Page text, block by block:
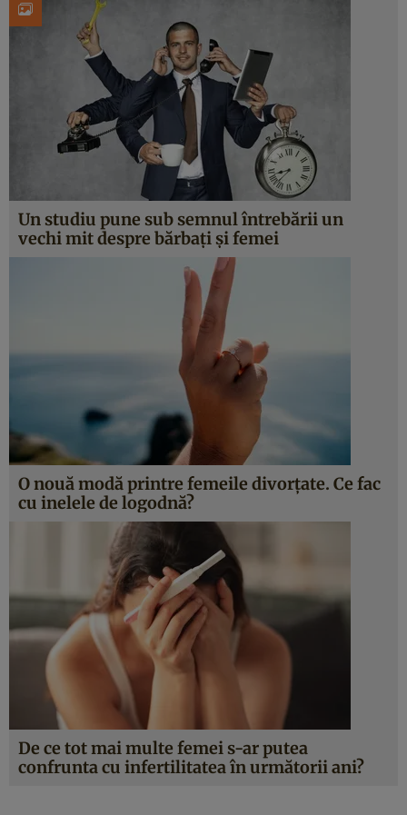
Un studiu pune sub semnul întrebării un
vechi mit despre bărbați și femei
O nouă modă printre femeile divorțate. Ce fac
cu inelele de logodnă?
De ce tot mai multe femei s-ar putea
confrunta cu infertilitatea în următorii ani?